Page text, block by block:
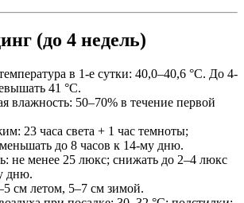
(до 4 недель)
в 1-е сутки: 40,0–40,6 °C. До 4-
41 °C.
влажность: 50–70% в течение первой
23 часа света + 1 час темноты;
до 8 часов к 14-му дню.
не менее 25 люкс; снижать до 2–4 люкс
дню.
см летом, 5–7 см зимой.